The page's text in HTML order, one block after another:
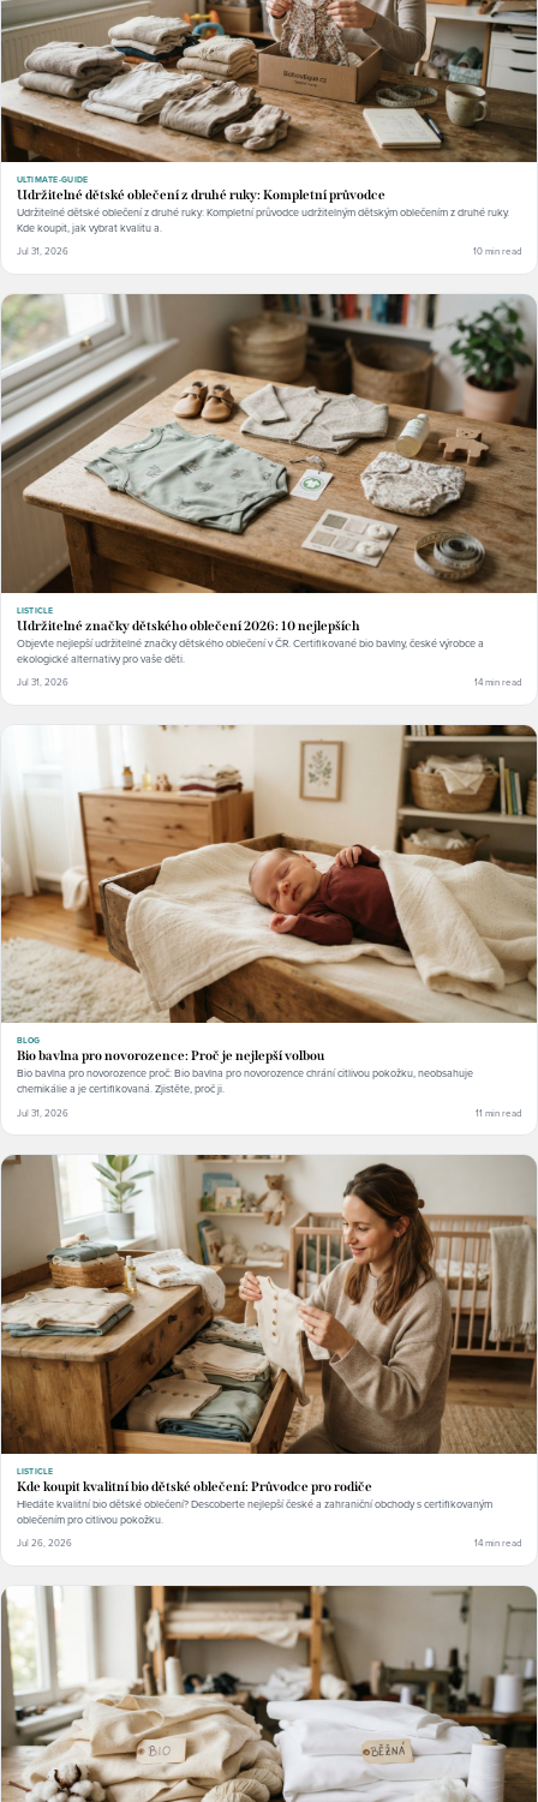
ULTIMATE-GUIDE
Udržitelné dětské oblečení z druhé ruky: Kompletní průvodce
Udržitelné dětské oblečení z druhé ruky: Kompletní průvodce udržitelným dětským oblečením z druhé ruky.
Kde koupit, jak vybrat kvalitu a.
Jul 31, 2026 10 min read
LISTICLE
Udržitelné značky dětského oblečení 2026: 10 nejlepších
Objevte nejlepší udržitelné značky dětského oblečení v ČR. Certifikované bio bavlny, české výrobce a
ekologické alternativy pro vaše děti.
Jul 31, 2026 14 min read
BLOG
Bio bavlna pro novorozence: Proč je nejlepší volbou
Bio bavlna pro novorozence proč: Bio bavlna pro novorozence chrání citlivou pokožku, neobsahuje
chemikálie a je certifikovaná. Zjistěte, proč ji.
Jul 31, 2026 11 min read
LISTICLE
Kde koupit kvalitní bio dětské oblečení: Průvodce pro rodiče
Hledáte kvalitní bio dětské oblečení? Descoberte nejlepší české a zahraniční obchody s certifikovaným
oblečením pro citlivou pokožku.
Jul 26, 2026 14 min read